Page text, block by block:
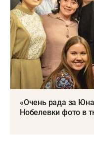
«Очень рада за
Нобелевки фото в